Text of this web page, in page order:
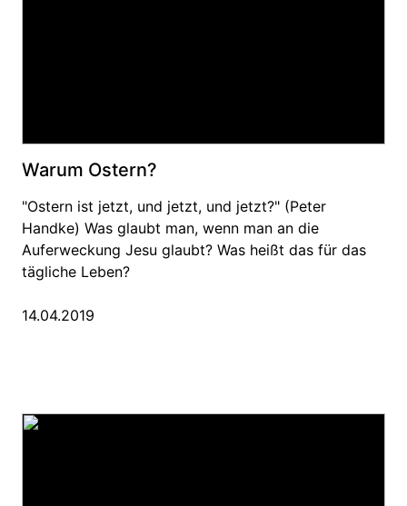
Warum Ostern?
"Ostern ist jetzt, und jetzt, und jetzt?" (Peter
Handke) Was glaubt man, wenn man an die
Auferweckung Jesu glaubt? Was heißt das für das
tägliche Leben?
14.04.2019